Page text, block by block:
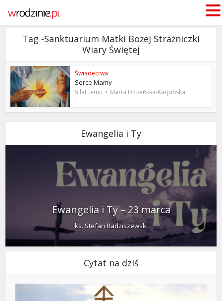
Tag -Sanktuarium Matki Bożej Strażniczki
Wiary Świętej
Świadectwa
Serce Mamy
9 lat temu Marta Dzbeńska-Karpińska
Ewangelia i Ty
Ewangelia i Ty – 23 marca
ks. Stefan Radziszewski
Cytat na dziś